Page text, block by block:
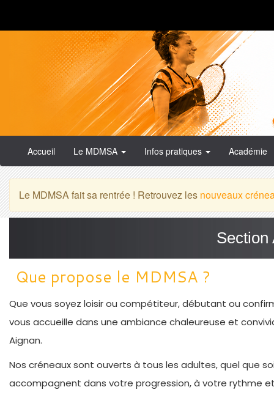
Accueil Le MDMSA Infos pratiques Académie
Le MDMSA fait sa rentrée ! Retrouvez les nouveaux
Section
Que propose le MDMSA ?
Que vous soyez loisir ou compétiteur, débutant ou
vous accueille dans une ambiance chaleureuse et
Aignan.
Nos créneaux sont ouverts à tous les adultes, quel que
accompagnent dans votre progression, à votre rythme